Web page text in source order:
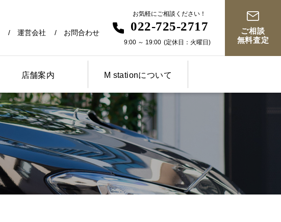
運営会社 お問合わせ
お気軽にご相談ください！
022-725-2717
9:00 ～ 19:00 (定休日：火曜日)
ご相談
無料査定
店舗案内 M stationについて